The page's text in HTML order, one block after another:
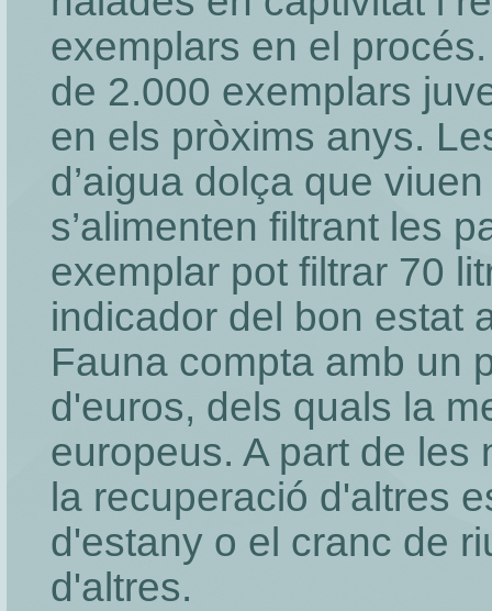
exemplars en el
de 2.000 exemplars
en els pròxims anys.
d’aigua dolça que
s’alimenten filtrant les
exemplar pot filtrar 70
indicador del bon estat
Fauna compta amb un
d'euros, dels quals la
europeus. A part de les
la recuperació d'altres
d'estany o el cranc de
d'altres.